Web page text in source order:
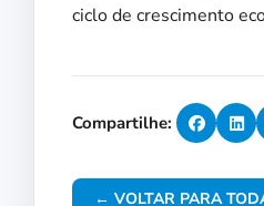
ciclo de crescimento
Compartilhe:
← VOLTAR PARA